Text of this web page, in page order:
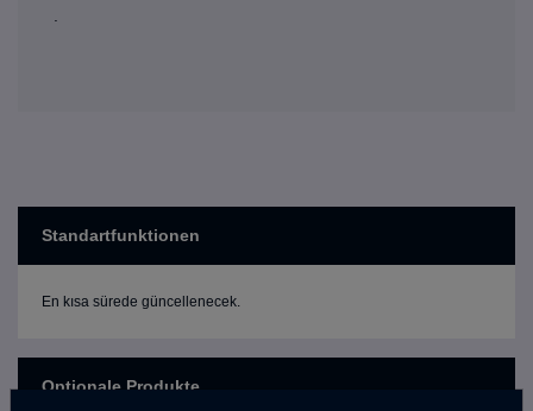
Standartfunktionen
En kısa sürede güncellenecek.
Optionale Produkte